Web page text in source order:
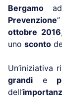
Bergamo
Prevenzione
ottobre 2016
uno sconto
Un’iniziativa
grandi e
dell’